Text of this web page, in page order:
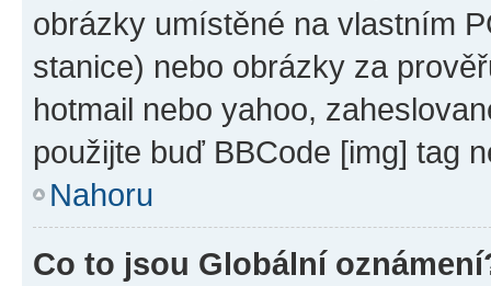
obrázky umístěné na vlastním
stanice) nebo obrázky za
hotmail nebo yahoo,
použijte buď BBCode [img] tag
Nahoru
Co to jsou Globální